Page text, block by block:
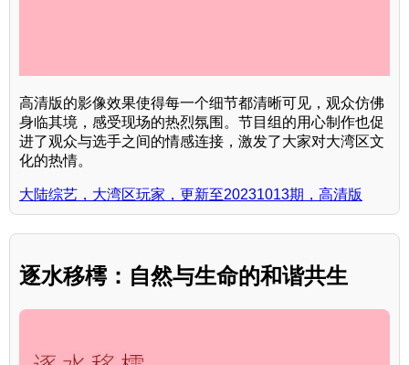
高清版的影像效果使得每一个细节都清晰可见，观众仿佛
身临其境，感受现场的热烈氛围。节目组的用心制作也促
进了观众与选手之间的情感连接，激发了大家对大湾区文
化的热情。
大陆综艺，大湾区玩家，更新至20231013期，高清版
逐水移樗：自然与生命的和谐共生